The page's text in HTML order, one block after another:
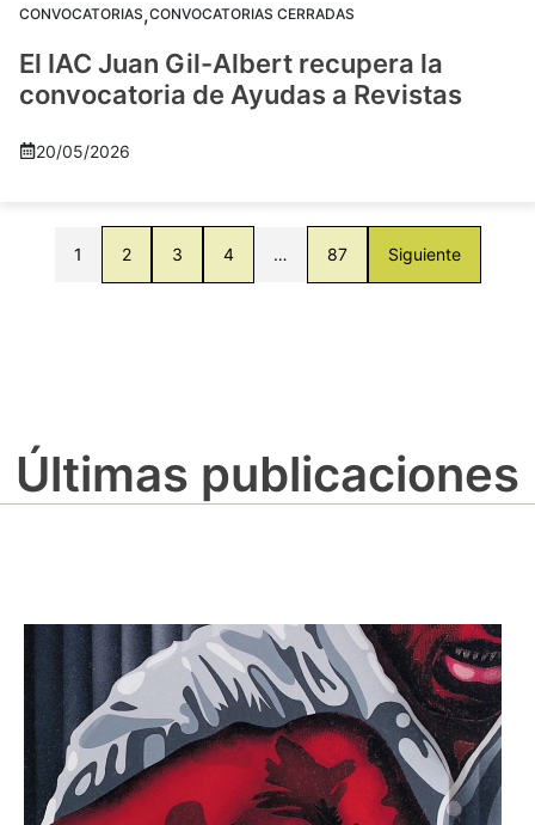
CONVOCATORIAS,CONVOCATORIAS CERRADAS
El IAC Juan Gil-Albert recupera la
convocatoria de Ayudas a Revistas
20/05/2026
1 2 3 4 … 87 Siguiente
Últimas publicaciones